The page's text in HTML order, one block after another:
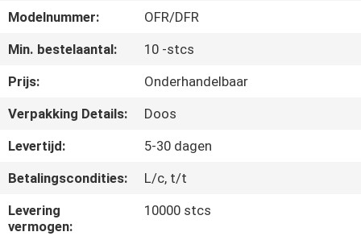
CONTACTEER
ONS
NIEUWS
VERZOEK
OM EEN
CITAAT
Modelnummer:
OFR/DFR
Min. bestelaantal:
10 -stcs
Prijs:
Onderhandelbaar
Verpakking Details:
Doos
Levertijd:
5-30 dagen
Betalingscondities:
L/c, t/t
Levering
vermogen:
10000 stcs